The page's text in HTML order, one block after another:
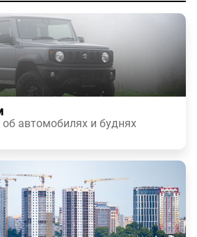
автомобилях и буднях